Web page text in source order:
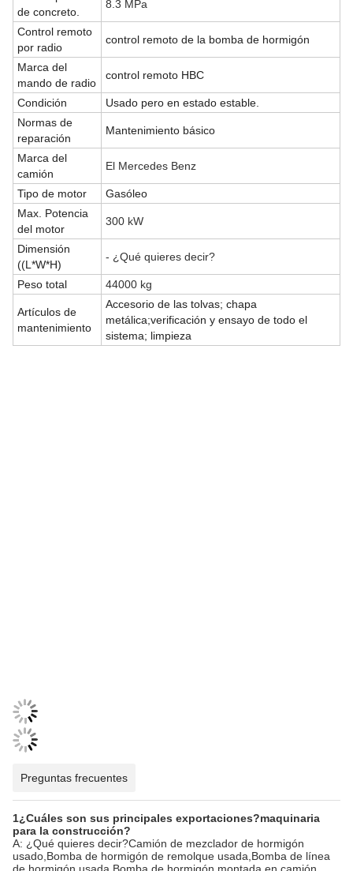
de concreto.
8.3 MPa
Control remoto
por radio
control remoto de la bomba de hormigón
Marca del
mando de radio
control remoto HBC
Condición
Usado pero en estado estable.
Normas de
reparación
Mantenimiento básico
Marca del
camión
El Mercedes Benz
Tipo de motor
Gasóleo
Max. Potencia
del motor
300 kW
Dimensión
((L*W*H)
- ¿Qué quieres decir?
Peso total 44000 kg
Artículos de
mantenimiento
Accesorio de las tolvas; chapa
metálica;verificación y ensayo de todo el
sistema; limpieza
Preguntas frecuentes
1¿Cuáles son sus principales exportaciones?maquinaria
para la construcción?
A: ¿Qué quieres decir?Camión de mezclador de hormigón
usado,Bomba de hormigón de remolque usada,Bomba de línea